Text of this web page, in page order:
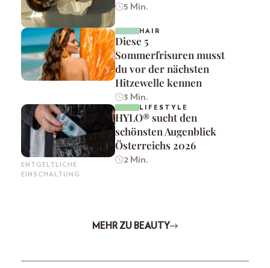
5 Min.
HAIR
Diese 5
Sommerfrisuren musst
du vor der nächsten
Hitzewelle kennen
3 Min.
ENTGELTLICHE
EINSCHALTUNG
LIFESTYLE
HYLO® sucht den
schönsten Augenblick
Österreichs 2026
2 Min.
MEHR ZU BEAUTY